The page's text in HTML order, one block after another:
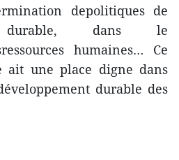
depolitiques de
durable, dans le
humaines… Ce
ait une place digne dans
durable des